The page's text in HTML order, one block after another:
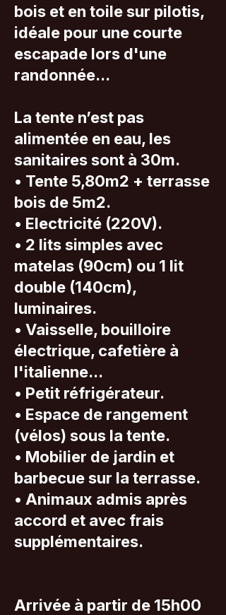
bois et en toile sur pilotis,
idéale pour une courte
escapade lors d'une
randonnée...
La tente n’est pas
alimentée en eau, les
sanitaires sont à 30m.
​• Tente 5,80m2 + terrasse
bois de 5m2.
• Electricité (220V).
• 2 lits simples avec
matelas (90cm) ou 1 lit
double (140cm),
luminaires.
• Vaisselle, bouilloire
électrique, cafetière à
l'italienne...
• Petit réfrigérateur.
• Espace de rangement
(vélos) sous la tente.
• Mobilier de jardin et
barbecue sur la terrasse.
• Animaux admis après
accord et avec frais
supplémentaires.​
Arrivée à partir de 15h00